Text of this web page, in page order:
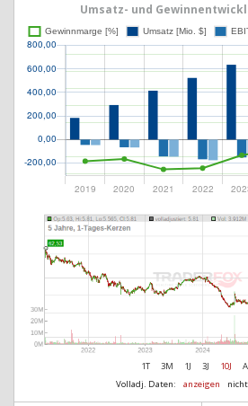
Umsatz- und
1T 3M 1J 3J 10J
Volladj. Daten:
anzeigen